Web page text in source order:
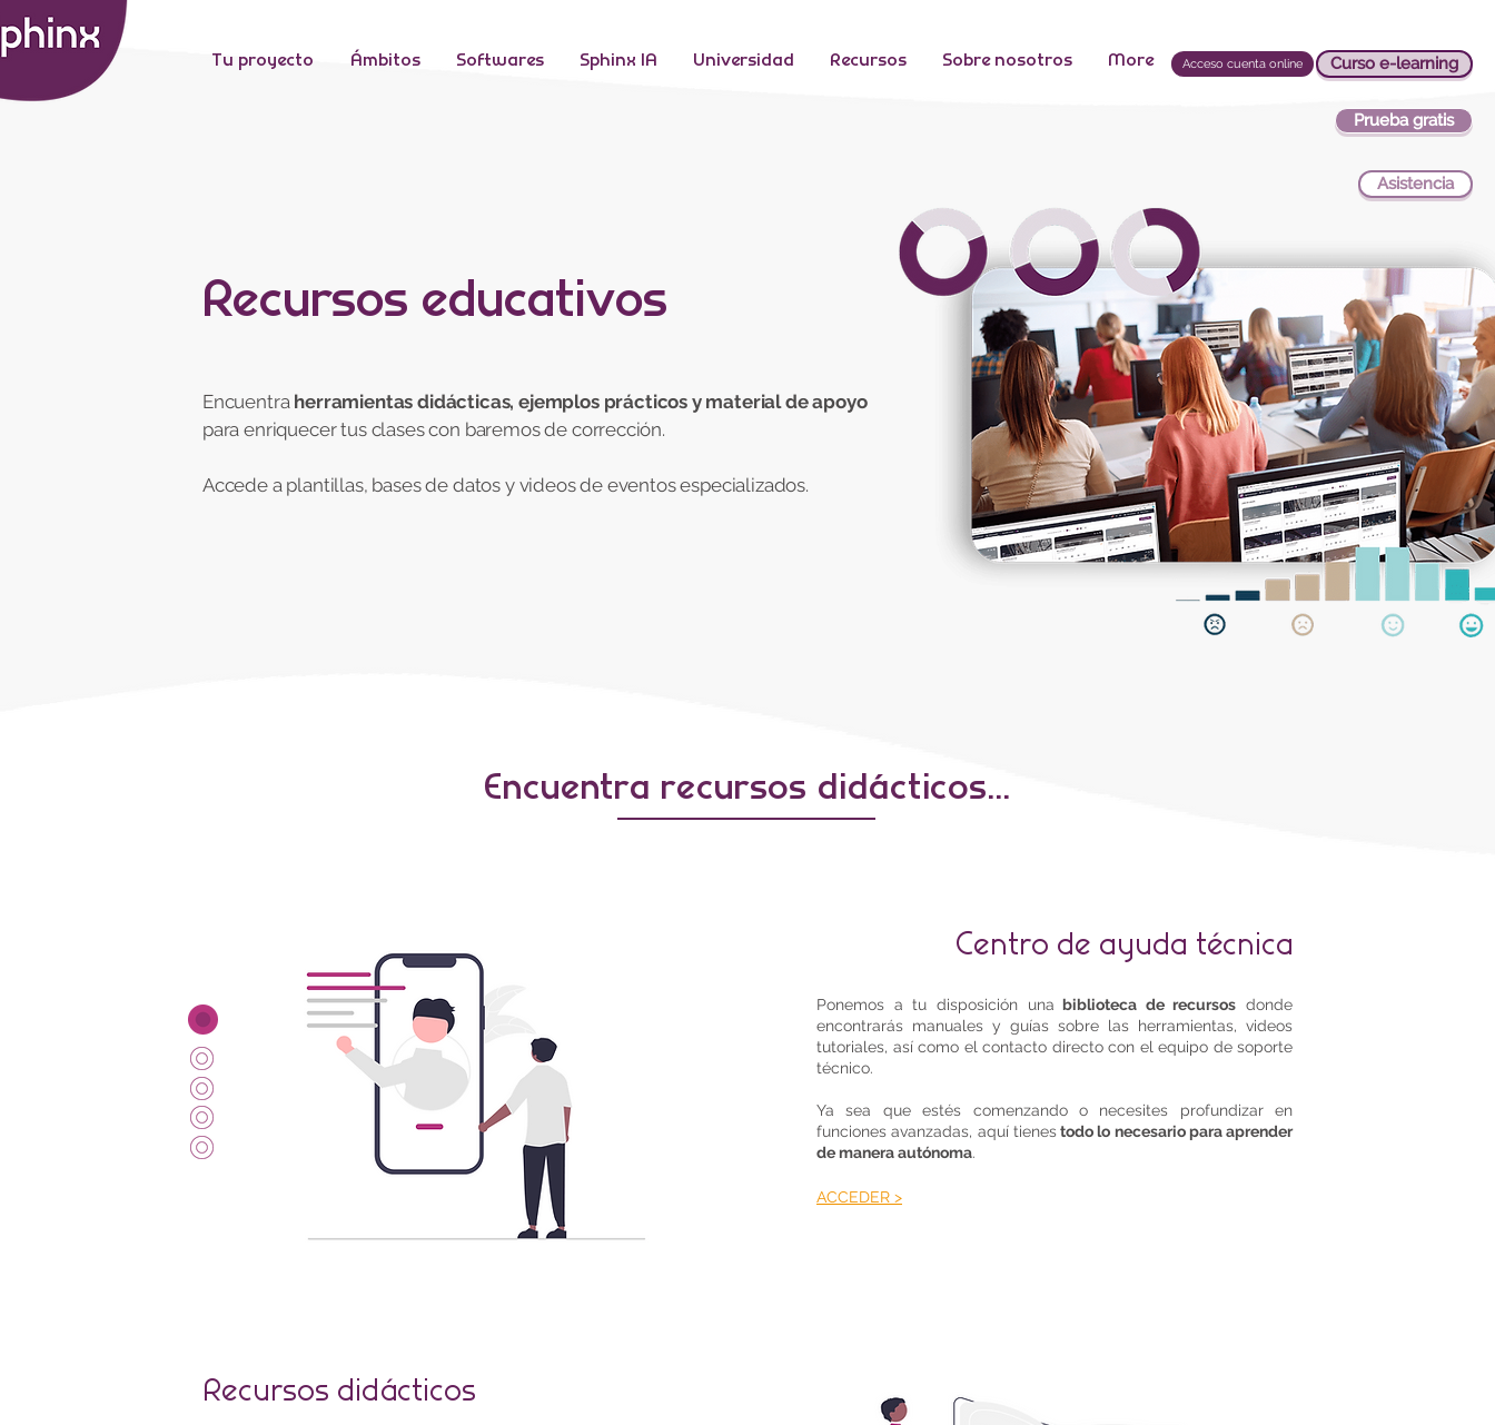
Prueba gratis
Asistencia
Curso e-learning
Tu proyecto Ámbitos Softwares Sphinx IA Universidad Recursos Sobre nosotros More Acceso cuenta online
Recursos educativos
Encuentra herramientas didácticas, ejemplos prácticos y material de apoyo
para enriquecer tus clases con baremos de corrección.
Accede a plantillas, bases de datos y videos de eventos especializados.
Encuentra recursos didácticos...
Centro de ayuda técnica
Ponemos a tu disposición una biblioteca de recursos donde
encontrarás manuales y guías sobre las herramientas, videos
tutoriales, así como el contacto directo con el equipo de soporte
técnico.
Ya sea que estés comenzando o necesites profundizar en
funciones avanzadas, aquí tienestodo lo necesario para aprender
de manera autónoma.
ACCEDER >
Recursos didácticos